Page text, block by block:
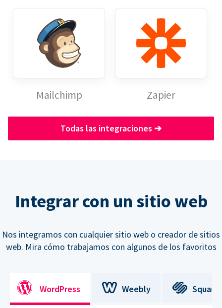
Mailchimp Zapier
Todas las integraciones ➔
Integrar con un sitio web
Nos integramos con cualquier sitio web o creador de sitios
web. Mira cómo trabajamos con algunos de los favoritos
WordPress Weebly